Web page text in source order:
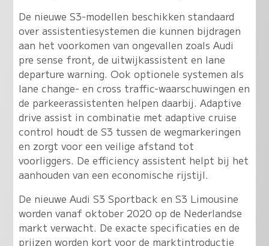
De nieuwe S3-modellen beschikken standaard
over assistentiesystemen die kunnen bijdragen
aan het voorkomen van ongevallen zoals Audi
pre sense front, de uitwijkassistent en lane
departure warning. Ook optionele systemen als
lane change- en cross traffic-waarschuwingen en
de parkeerassistenten helpen daarbij. Adaptive
drive assist in combinatie met adaptive cruise
control houdt de S3 tussen de wegmarkeringen
en zorgt voor een veilige afstand tot
voorliggers. De efficiency assistent helpt bij het
aanhouden van een economische rijstijl.
De nieuwe Audi S3 Sportback en S3 Limousine
worden vanaf oktober 2020 op de Nederlandse
markt verwacht. De exacte specificaties en de
prijzen worden kort voor de marktintroductie